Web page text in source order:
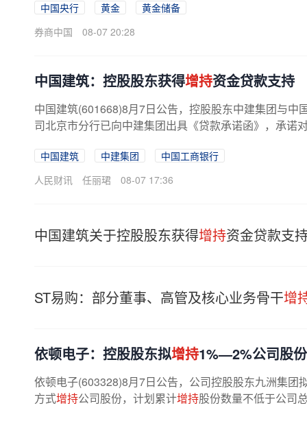
中国央行 黄金
黄金储备
券商中国
08-07 20:28
中国建筑：控股股东获得增持资金贷款支持
中国建筑(601668)8月7日公告，控股股东中建集团与
司北京市分行已向中建集团出具《贷款承诺函》，承诺
中国建筑 中建集团
中国工商银行
人民财讯
任丽珺 08-07 17:36
中国建筑关于控股股东获得增持资金贷款支
ST易购：部分董事、高管及核心业务骨干增
依顿电子：控股股东拟增持1%—2%公司股份
依顿电子(603328)8月7日公告，公司控股股东九洲集
方式增持公司股份，计划累计增持股份数量不低于公司